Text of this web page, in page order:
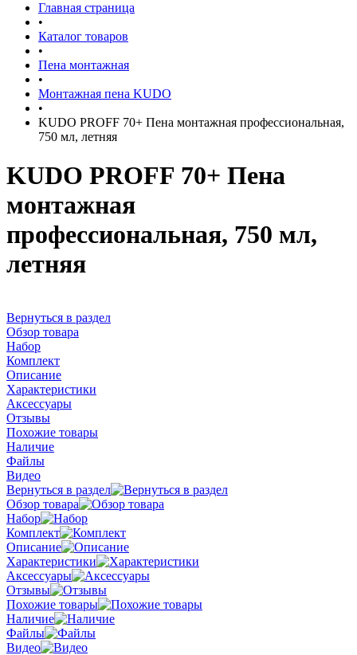
Главная страница
•
Каталог товаров
•
Пена монтажная
•
Монтажная пена KUDO
•
KUDO PROFF 70+ Пена монтажная профессиональная,
750 мл, летняя
KUDO PROFF 70+ Пена
монтажная
профессиональная, 750 мл,
летняя
Вернуться в раздел
Обзор товара
Набор
Комплект
Описание
Характеристики
Аксессуары
Отзывы
Похожие товары
Наличие
Файлы
Видео
Вернуться в раздел
Обзор товара
Набор
Комплект
Описание
Характеристики
Аксессуары
Отзывы
Похожие товары
Наличие
Файлы
Видео